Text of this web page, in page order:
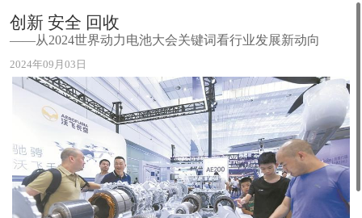
创新 安全 回收
——从2024世界动力电池大会关键词看行业发展新动向
2024年09月03日